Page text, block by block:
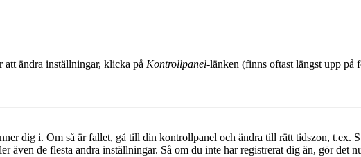
att ändra inställningar, klicka på Kontrollpanel-länken (finns oftast längst upp på
dig i. Om så är fallet, gå till din kontrollpanel och ändra till rätt tidszon, t.ex.
även de flesta andra inställningar. Så om du inte har registrerat dig än, gör det